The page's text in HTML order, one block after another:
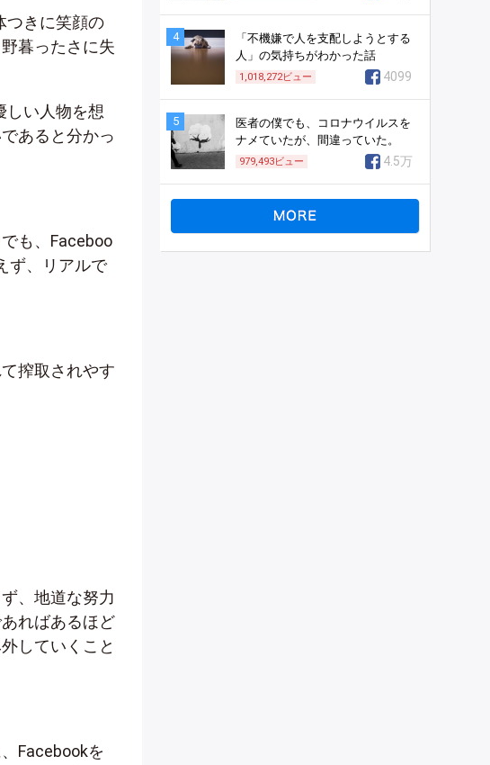
つきに笑顔の
暮ったさに失
しい人物を想
あると分かっ
も、Faceboo
ず、リアルで
搾取されやす
、地道な努力
ればあるほど
していくこと
Facebookを
4
「不機嫌で人を支配しようとする
人」の気持ちがわかった話
1,018,272ビュー 4099
5
医者の僕でも、コロナウイルスを
ナメていたが、間違っていた。
979,493ビュー 4.5万